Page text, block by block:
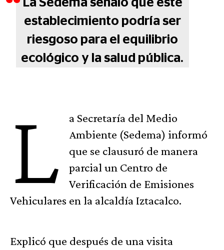
La Sedema señaló que este
establecimiento podría ser
riesgoso para el equilibrio
ecológico y la salud pública.
L
a Secretaría del Medio
Ambiente (Sedema) informó
que se clausuró de manera
parcial un Centro de
Verificación de Emisiones
Vehiculares en la alcaldía Iztacalco.
Explicó que después de una visita